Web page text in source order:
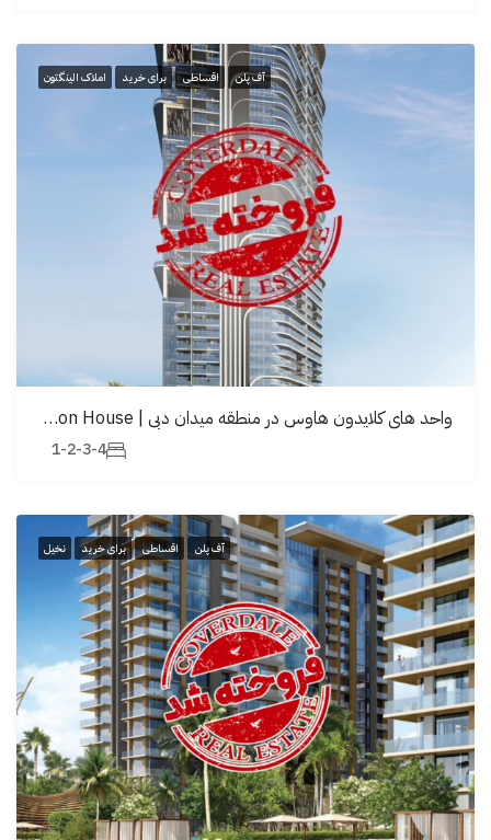
آف پلن اقساطی برای خرید املاک الینگتون
واحد های کلایدون هاوس در منطقه میدان دبی | Claydon House
1-2-3-4
آف پلن اقساطی برای خرید نخیل